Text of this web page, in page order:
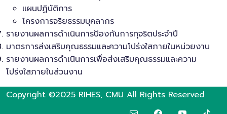
แผนปฏิบัติการ
โครงการจริยธรรมบุคลากร
รายงานผลการดำเนินการป้องกันการทุจริตประจำปี
มาตรการส่งเสริมคุณธรรมและความโปร่งใสภายในหน่วยงาน
รายงานผลการดำเนินการเพื่อส่งเสริมคุณธรรมและความ
โปร่งใสภายในส่วนงาน
Copyright ©2025 RIHES, CMU All Rights Reserved